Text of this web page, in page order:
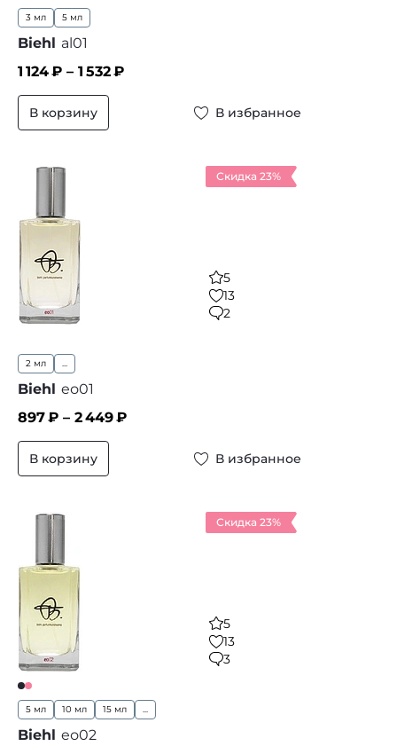
3 мл 5 мл
Biehl al01
1 124₽ – 1 532₽
В корзину В избранное
Скидка 23%
5
13
2
2 мл ...
Biehl eо01
897₽ – 2 449₽
В корзину В избранное
Скидка 23%
5
13
3
5 мл 10 мл 15 мл ...
Biehl eо02